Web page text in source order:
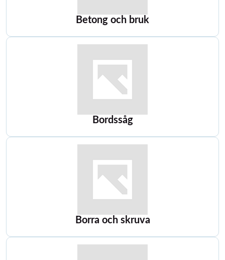
Betong och bruk
Bordssåg
Borra och skruva